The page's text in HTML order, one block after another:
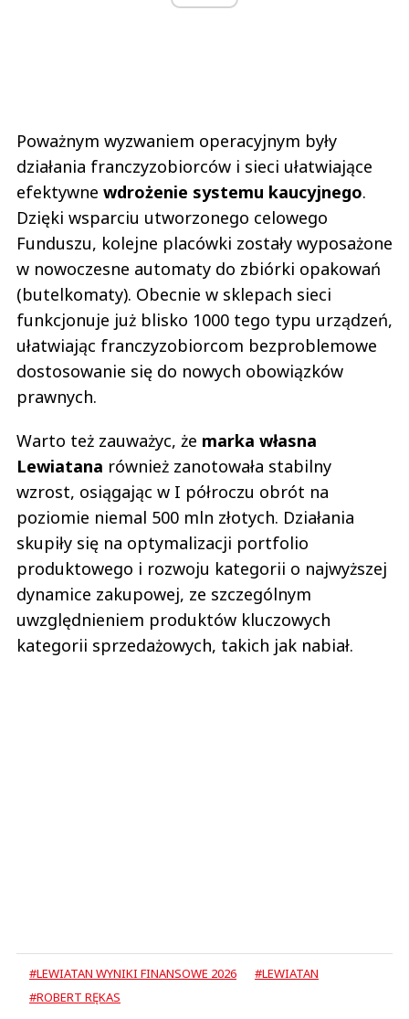
Poważnym wyzwaniem operacyjnym były
działania franczyzobiorców i sieci ułatwiające
efektywne wdrożenie systemu kaucyjnego.
Dzięki wsparciu utworzonego celowego
Funduszu, kolejne placówki zostały wyposażone
w nowoczesne automaty do zbiórki opakowań
(butelkomaty). Obecnie w sklepach sieci
funkcjonuje już blisko 1000 tego typu urządzeń,
ułatwiając franczyzobiorcom bezproblemowe
dostosowanie się do nowych obowiązków
prawnych.
Warto też zauważyc, że marka własna
Lewiatana również zanotowała stabilny
wzrost, osiągając w I półroczu obrót na
poziomie niemal 500 mln złotych. Działania
skupiły się na optymalizacji portfolio
produktowego i rozwoju kategorii o najwyższej
dynamice zakupowej, ze szczególnym
uwzględnieniem produktów kluczowych
kategorii sprzedażowych, takich jak nabiał.
#LEWIATAN WYNIKI FINANSOWE 2026
#LEWIATAN
#ROBERT RĘKAS